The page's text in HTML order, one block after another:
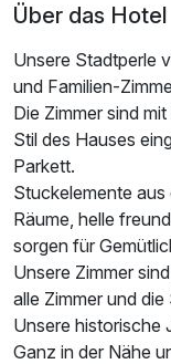
Über das Hotel
Unsere Stadtperle
und Familien-
Die Zimmer sind
Stil des Hauses
Parkett.
Stuckelemente
Räume, helle
sorgen für
Unsere Zimmer
alle Zimmer und
Unsere historische
Ganz in der Nähe